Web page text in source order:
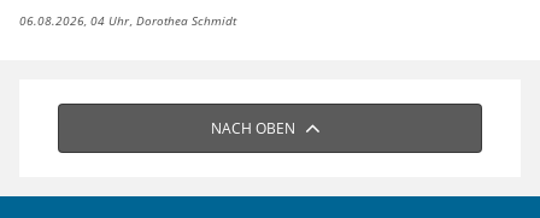
06.08.2026, 04 Uhr Dorothea Schmidt
NACH OBEN